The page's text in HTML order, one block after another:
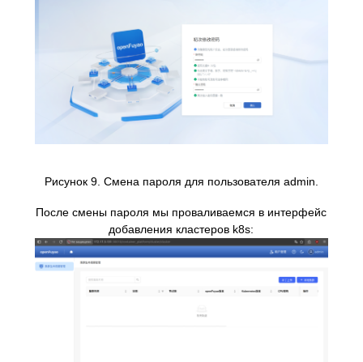
Рисунок 9. Смена пароля для пользователя admin.
После смены пароля мы проваливаемся в интерфейс
добавления кластеров k8s: